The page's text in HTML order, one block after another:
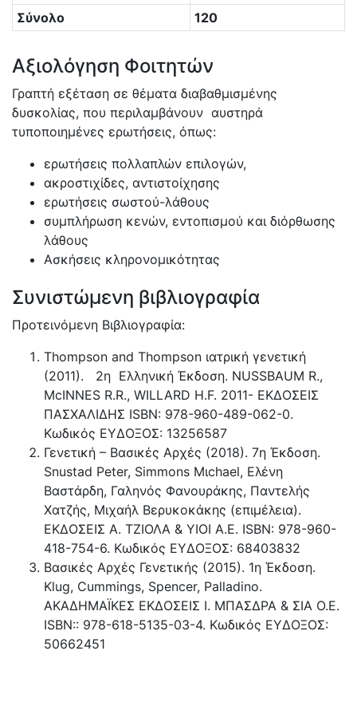
Σύνολο
120
Αξιολόγηση Φοιτητών
Γραπτή εξέταση σε θέματα διαβαθμισμένης
δυσκολίας, που περιλαμβάνουν αυστηρά
τυποποιημένες ερωτήσεις, όπως:
ερωτήσεις πολλαπλών επιλογών,
ακροστιχίδες, αντιστοίχησης
ερωτήσεις σωστού-λάθους
συμπλήρωση κενών, εντοπισμού και διόρθωσης
λάθους
Ασκήσεις κληρονομικότητας
Συνιστώμενη βιβλιογραφία
Προτεινόμενη Βιβλιογραφία:
Thompson and Thompson ιατρική γενετική
(2011). 2η Ελληνική Έκδοση. NUSSBAUM R.,
McINNES R.R., WILLARD H.F. 2011- ΕΚΔΟΣΕΙΣ
ΠΑΣΧΑΛΙΔΗΣ ISBN: 978-960-489-062-0.
Κωδικός ΕΥΔΟΞΟΣ: 13256587
Γενετική – Βασικές Αρχές (2018). 7η Έκδοση.
Snustad Peter, Simmons Μιchael, Ελένη
Βαστάρδη, Γαληνός Φανουράκης, Παντελής
Χατζής, Μιχαήλ Βερυκοκάκης (επιμέλεια).
ΕΚΔΟΣΕΙΣ Α. ΤΖΙΟΛΑ & ΥΙΟΙ Α.Ε. ISBN: 978-960-
418-754-6. Κωδικός ΕΥΔΟΞΟΣ: 68403832
Βασικές Αρχές Γενετικής (2015). 1η Έκδοση.
Klug, Cummings, Spencer, Palladino.
ΑΚΑΔΗΜΑΪΚΕΣ ΕΚΔΟΣΕΙΣ Ι. ΜΠΑΣΔΡΑ & ΣΙΑ Ο.Ε.
ISBN:: 978-618-5135-03-4. Κωδικός ΕΥΔΟΞΟΣ:
50662451